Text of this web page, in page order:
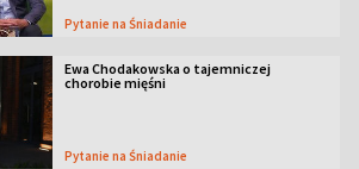
Pytanie na Śniadanie
Ewa Chodakowska o tajemniczej
chorobie mięśni
Pytanie na Śniadanie